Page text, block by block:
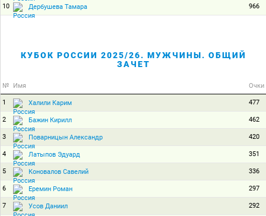
10 Дербушева Тамара 966
КУБОК РОССИИ 2025/26. МУЖЧИНЫ. ОБЩИЙ
ЗАЧЕТ
№ Имя Очки
1 Халили Карим 477
2 Бажин Кирилл 462
3 Поварницын Александр 420
4 Латыпов Эдуард 351
5 Коновалов Савелий 336
6 Еремин Роман 297
7 Усов Даниил 292